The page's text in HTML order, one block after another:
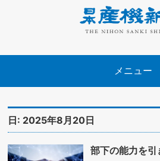
メニュー
日: 2025年8月20日
部下の能力を引